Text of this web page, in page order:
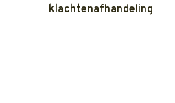
klachtenafhandeling